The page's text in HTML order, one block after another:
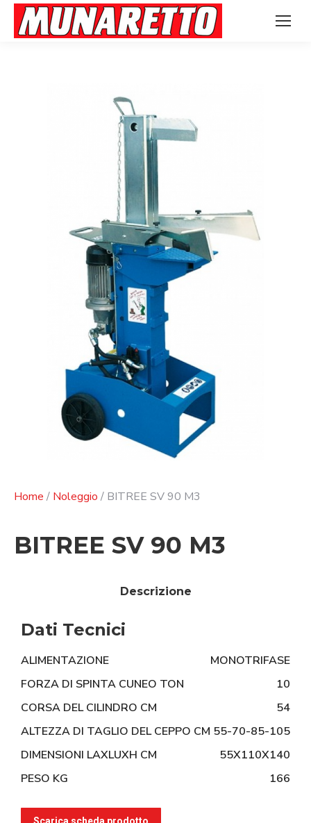
Home / Noleggio / BITREE SV 90 M3
BITREE SV 90 M3
Descrizione
Dati Tecnici
ALIMENTAZIONE
MONOTRIFASE
FORZA DI SPINTA CUNEO TON
10
CORSA DEL CILINDRO CM
54
ALTEZZA DI TAGLIO DEL CEPPO CM 55-70-85-105
DIMENSIONI LAXLUXH CM
55X110X140
PESO KG
166
Scarica scheda prodotto